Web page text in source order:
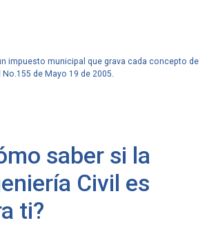
impuesto municipal que grava cada concepto de
de Mayo 19 de 2005.
saber si la
Civil es
ti?